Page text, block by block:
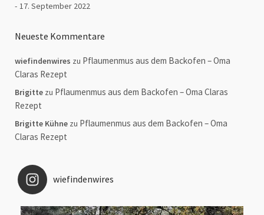
17. September 2022
Neueste Kommentare
wiefindenwires zu Pflaumenmus aus dem Backofen – Oma
Claras Rezept
Brigitte zu Pflaumenmus aus dem Backofen – Oma Claras
Rezept
Brigitte Kühne zu Pflaumenmus aus dem Backofen – Oma
Claras Rezept
wiefindenwires